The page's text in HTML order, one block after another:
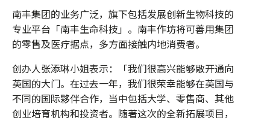
南丰集团的业务广泛，旗下包括发展创新生物科技的
专业平台「南丰生命科技」。南丰作坊将可善用集团
的零售及医疗据点，多方面接触内地消费者。
创办人张添琳小姐表示：「我们很高兴能够敞开通向
英国的大门。在过去一年，我们很荣幸能够在英国与
不同的国际夥伴合作，当中包括大学、零售商、其他
创业培育机构和投资者。随著这次的全新拓展项目，